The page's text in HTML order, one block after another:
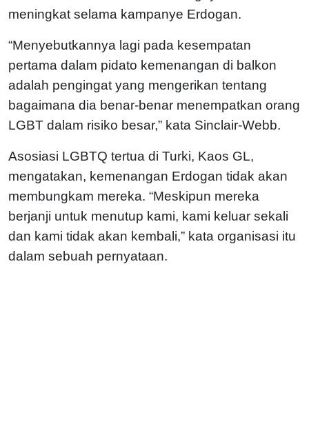
meningkat selama kampanye Erdogan.
“Menyebutkannya lagi pada kesempatan
pertama dalam pidato kemenangan di balkon
adalah pengingat yang mengerikan tentang
bagaimana dia benar-benar menempatkan orang
LGBT dalam risiko besar,” kata Sinclair-Webb.
Asosiasi LGBTQ tertua di Turki, Kaos GL,
mengatakan, kemenangan Erdogan tidak akan
membungkam mereka. “Meskipun mereka
berjanji untuk menutup kami, kami keluar sekali
dan kami tidak akan kembali,” kata organisasi itu
dalam sebuah pernyataan.